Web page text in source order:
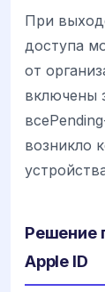
При
доступа
от
включены
возникло
Решение
Apple ID